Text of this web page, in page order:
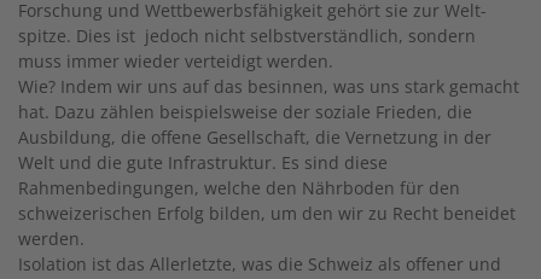
Forschung und Wettbewerbsfähigkeit gehört sie zur Welt­
spitze. Dies ist jedoch nicht selbstverständlich, sondern
muss immer wieder verteidigt werden.
Wie? Indem wir uns auf das besinnen, was uns stark gemacht
hat. Dazu zählen beispielsweise der soziale Frieden, die
Ausbildung, die offene Gesellschaft, die Vernetzung in der
Welt und die gute Infrastruktur. Es sind diese
Rahmenbedingungen, welche den Nährboden für den
schweizerischen Erfolg bilden, um den wir zu Recht beneidet
werden.
Isolation ist das Allerletzte, was die Schweiz als offener und